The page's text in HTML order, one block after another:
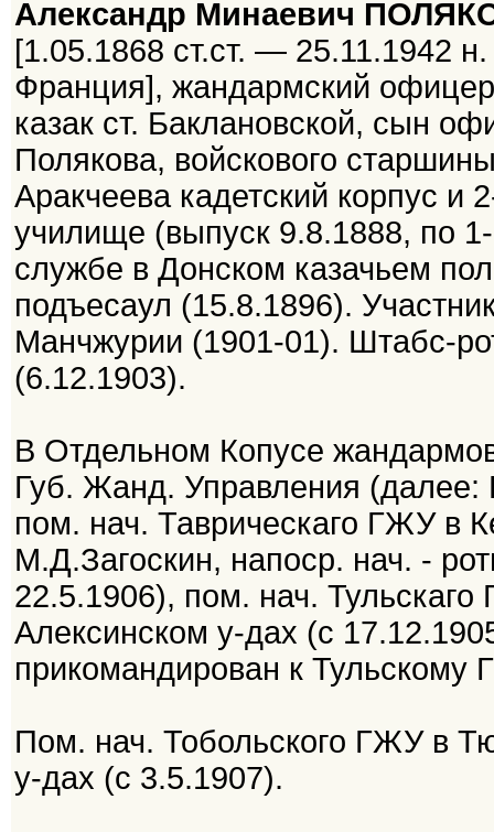
Александр Минаевич
[1.05.1868 ст.ст. — 25.11.1942
Франция], жандармский
казак ст. Баклановской, сын
Полякова, войскового
Аракчеева кадетский корпус и
училище (выпуск 9.8.1888, по
службе в Донском казачьем
подъесаул (15.8.1896).
Манчжурии (1901-01). Штабс-
(6.12.1903).
В Отдельном Копусе
Губ. Жанд. Управления
пом. нач. Таврическаго ГЖУ в
М.Д.Загоскин, напоср. нач. -
22.5.1906), пом. нач.
Алексинском у-дах (с
прикомандирован к Тульскому
Пом. нач. Тобольского ГЖУ в
у-дах (с 3.5.1907).